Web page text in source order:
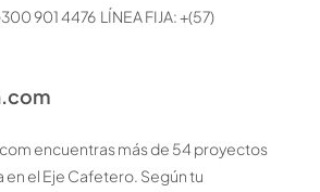
901 4476 LÍNEA FIJA: +(57)
encuentras más de 54 proyectos
en el Eje Cafetero. Según tu